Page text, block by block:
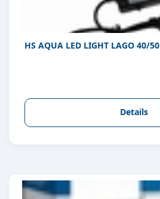
HS AQUA LED LIGHT LAGO 40/50
Details